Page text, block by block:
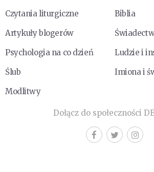
Czytania liturgiczne
Biblia
Artykuły blogerów
Psychologia na co dzień
Ludzie i
Ślub
Imiona i
Modlitwy
Dołącz do społeczności